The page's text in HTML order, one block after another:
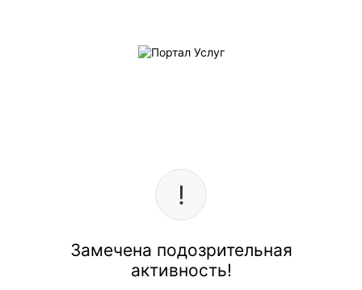
Замечена подозрительная
активность!